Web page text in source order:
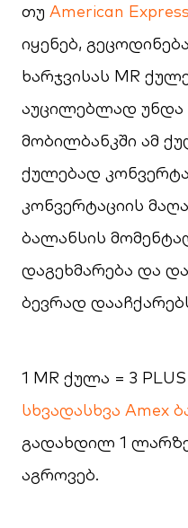
თუ American Express
იყენებ,
ხარჯვისას MR
აუცილებლად უნდა
მობილბანკში ამ
ქულებად
კონვერტაციის
ბალანსის
დაგეხმარება და
ბევრად
1 MR ქულა = 3
სხვადასხვა Amex
გადახდილ 1
აგროვებ.